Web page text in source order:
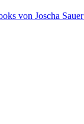
von Joscha